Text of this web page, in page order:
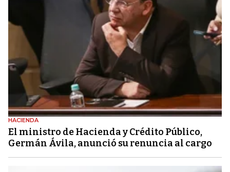
HACIENDA
El ministro de Hacienda y Crédito Público,
Germán Ávila, anunció su renuncia al cargo